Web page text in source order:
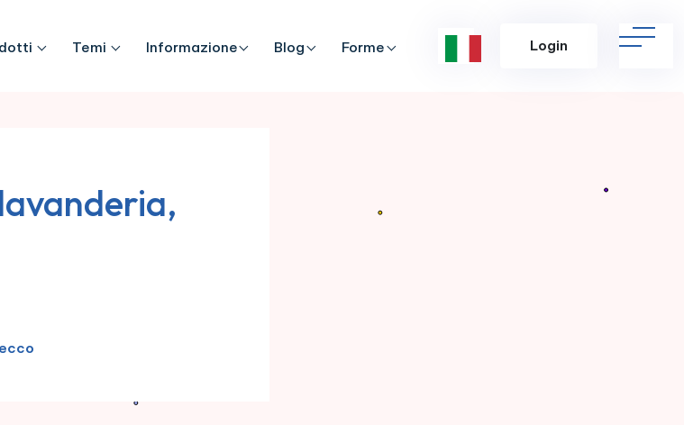
Temi Informazione Blog Forme Login